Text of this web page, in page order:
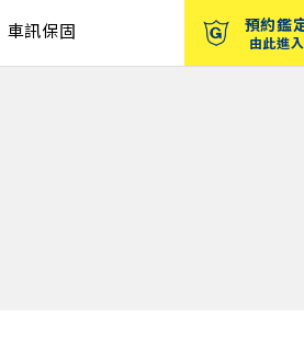
車訊保固 預約鑑
由此進入